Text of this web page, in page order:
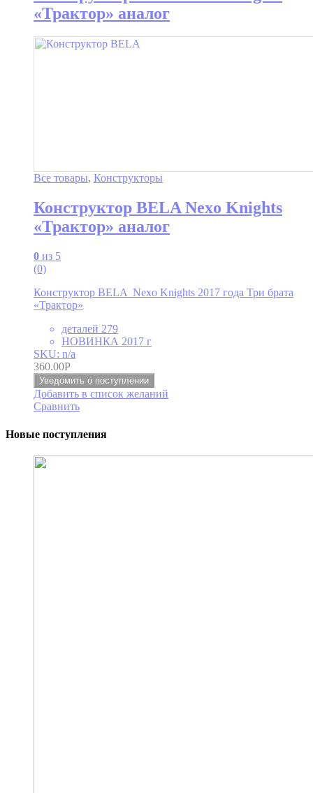
«Трактор» аналог
Все товары, Конструкторы
Конструктор BELA Nexo Knights
«Трактор» аналог
0 из 5
(0)
Конструктор BELA Nexo Knights 2017 года Три брата
«Трактор»
деталей 279
НОВИНКА 2017 г
SKU: n/a
360.00Р
Уведомить о поступлении
Добавить в список желаний
Сравнить
Новые поступления